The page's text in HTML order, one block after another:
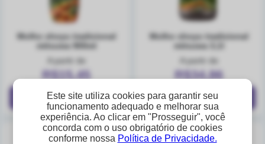
Este site utiliza cookies para garantir seu
funcionamento adequado e melhorar sua
experiência. Ao clicar em "Prosseguir", você
concorda com o uso obrigatório de cookies
conforme nossa Política de Privacidade.
molho shoyu tradicional
mitsuwa 900ml
A partir de
R$15,45
molho shoyu tradicional
mitsuwa 3,1l
A partir de
R$34,86